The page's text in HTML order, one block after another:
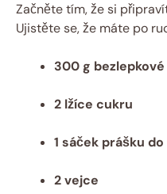
Začněte tím, že si
Ujistěte se, že máte po
300 g
2 lžíce cukru
1 sáček prášku
2 vejce